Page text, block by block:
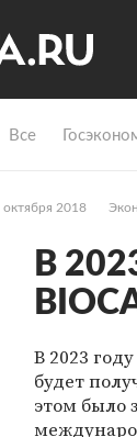
Все
октября 2018
В
В 2023
будет
этом было